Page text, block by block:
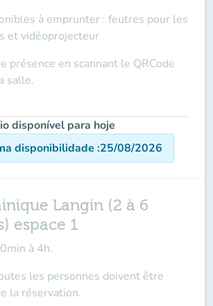
à emprunter : feutres pour les
et vidéoprojecteur
présence en scannant le QRCode
salle.
disponível para hoje
disponibilidade :25/08/2026
Langin (2 à 6
espace 1
à 4h.
les personnes doivent être
la réservation.